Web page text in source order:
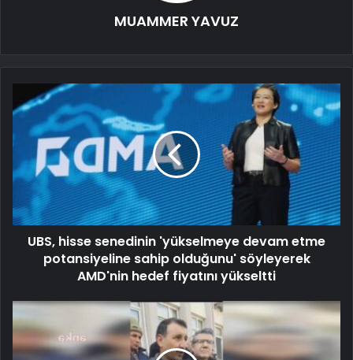
MUAMMER YAVUZ
UBS, hisse senedinin 'yükselmeye devam etme
potansiyeline sahip olduğunu' söyleyerek
AMD'nin hedef fiyatını yükseltti